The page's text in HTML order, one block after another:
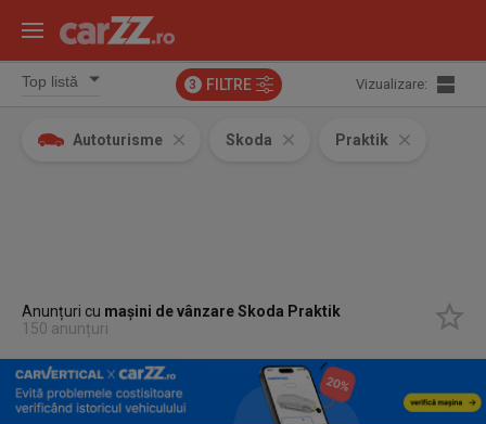
3 FILTRE Vizualizare:
Autoturisme Skoda Praktik
Anunțuri cu mașini de vânzare Skoda Praktik
150 anunțuri